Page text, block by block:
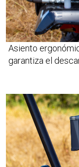
Asiento
garantiza el